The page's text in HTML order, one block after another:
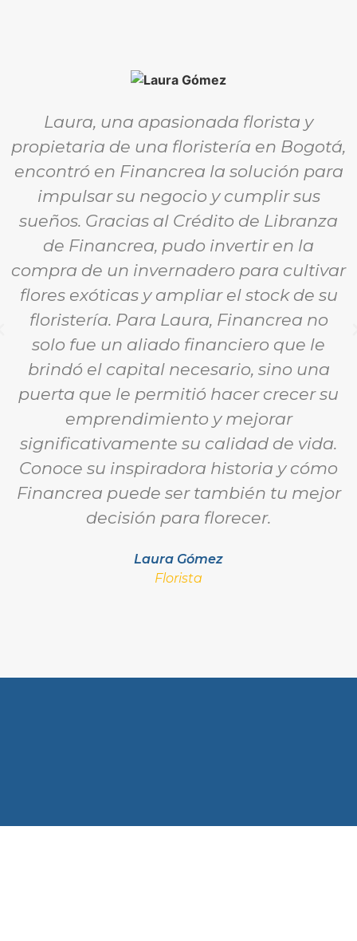
Laura, una apasionada florista y
propietaria de una floristería en Bogotá,
encontró en Financrea la solución para
impulsar su negocio y cumplir sus
sueños. Gracias al Crédito de Libranza
de Financrea, pudo invertir en la
compra de un invernadero para cultivar
flores exóticas y ampliar el stock de su
floristería. Para Laura, Financrea no
solo fue un aliado financiero que le
brindó el capital necesario, sino una
puerta que le permitió hacer crecer su
emprendimiento y mejorar
significativamente su calidad de vida.
Conoce su inspiradora historia y cómo
Financrea puede ser también tu mejor
decisión para florecer.
Laura Gómez
Florista